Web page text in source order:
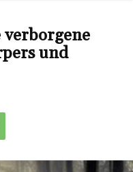
verborgene
und